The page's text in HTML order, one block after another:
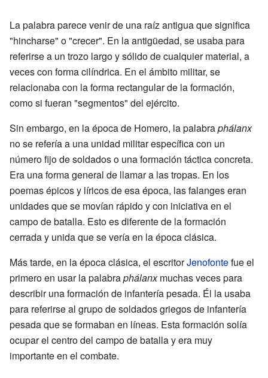
La palabra parece venir de una raíz antigua que significa
"hincharse" o "crecer". En la antigüedad, se usaba para
referirse a un trozo largo y sólido de cualquier material, a
veces con forma cilíndrica. En el ámbito militar, se
relacionaba con la forma rectangular de la formación,
como si fueran "segmentos" del ejército.
Sin embargo, en la época de Homero, la palabraphálanx
no se refería a una unidad militar específica con un
número fijo de soldados o una formación táctica concreta.
Era una forma general de llamar a las tropas. En los
poemas épicos y líricos de esa época, las falanges eran
unidades que se movían rápido y con iniciativa en el
campo de batalla. Esto es diferente de la formación
cerrada y unida que se vería en la época clásica.
Más tarde, en la época clásica, el escritorJenofontefue el
primero en usar la palabraphálanxmuchas veces para
describir una formación de infantería pesada. Él la usaba
para referirse al grupo de soldados griegos de infantería
pesada que se formaban en líneas. Esta formación solía
ocupar el centro del campo de batalla y era muy
importante en el combate.